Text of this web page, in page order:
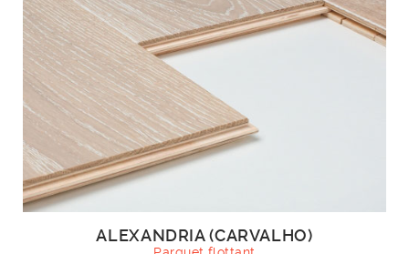
ALEXANDRIA (CARVALHO)